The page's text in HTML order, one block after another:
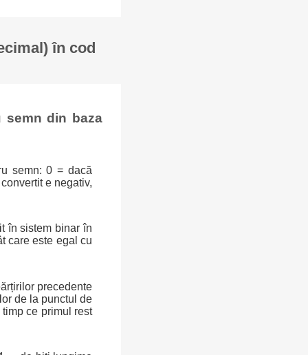
în cod
semn din baza
semn: 0 = dacă
e negativ,
în sistem binar în
care este egal cu
precedente
de la punctul de
ce primul rest